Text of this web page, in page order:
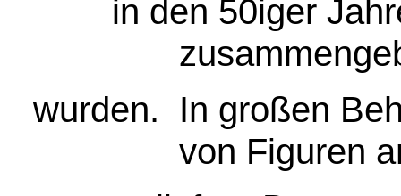
in den 50iger
wurden. In großen
von Figuren